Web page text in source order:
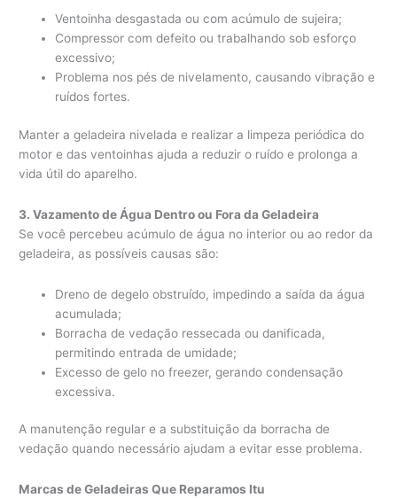
Ventoinha desgastada ou com acúmulo de sujeira;
Compressor com defeito ou trabalhando sob esforço
excessivo;
Problema nos pés de nivelamento, causando vibração e
ruídos fortes.
Manter a geladeira nivelada e realizar a limpeza periódica do
motor e das ventoinhas ajuda a reduzir o ruído e prolonga a
vida útil do aparelho.
3. Vazamento de Água Dentro ou Fora da Geladeira
Se você percebeu acúmulo de água no interior ou ao redor da
geladeira, as possíveis causas são:
Dreno de degelo obstruído, impedindo a saída da água
acumulada;
Borracha de vedação ressecada ou danificada,
permitindo entrada de umidade;
Excesso de gelo no freezer, gerando condensação
excessiva.
A manutenção regular e a substituição da borracha de
vedação quando necessário ajudam a evitar esse problema.
Marcas de Geladeiras Que Reparamos Itu